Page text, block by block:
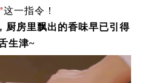
这一指令！
厨房里飘出的香味早已引得
生津~